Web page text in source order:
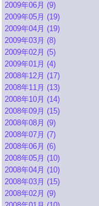
2009年06月 (9)
2009年05月 (19)
2009年04月 (19)
2009年03月 (8)
2009年02月 (5)
2009年01月 (4)
2008年12月 (17)
2008年11月 (13)
2008年10月 (14)
2008年09月 (15)
2008年08月 (9)
2008年07月 (7)
2008年06月 (6)
2008年05月 (10)
2008年04月 (10)
2008年03月 (15)
2008年02月 (9)